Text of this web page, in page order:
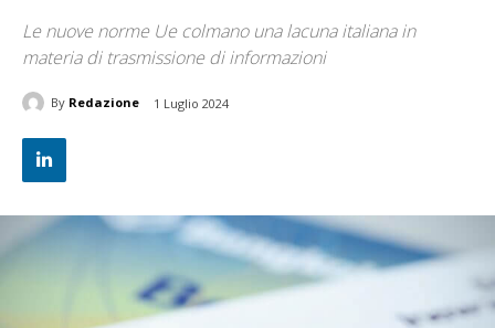
Le nuove norme Ue colmano una lacuna italiana in
materia di trasmissione di informazioni
By Redazione 1 Luglio 2024